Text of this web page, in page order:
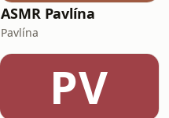
ASMR Pavlína
Pavlína
PV